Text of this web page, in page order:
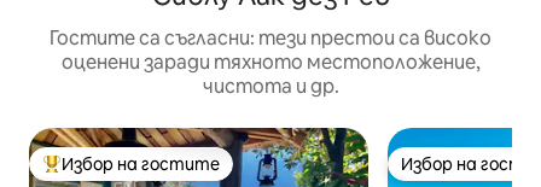
Гостите са съгласни: тези престои са високо
оценени заради тяхното местоположение,
чистота и др.
Най-популярен избор на гостите
Избор на гостите Избор на
Избор на